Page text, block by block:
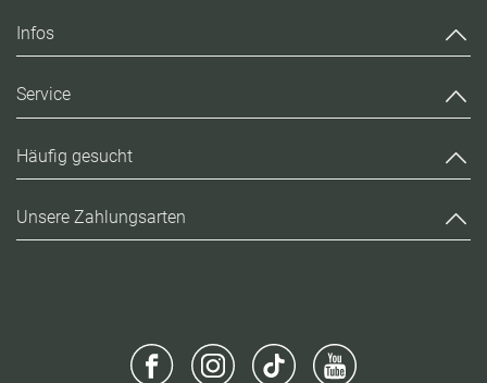
Infos
Service
Häufig gesucht
Unsere Zahlungsarten